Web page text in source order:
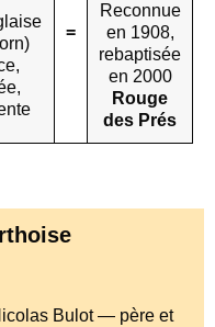
=
Reconnue
en 1908,
rebaptisée
en 2000
Rouge
des Prés
Bulot — père et